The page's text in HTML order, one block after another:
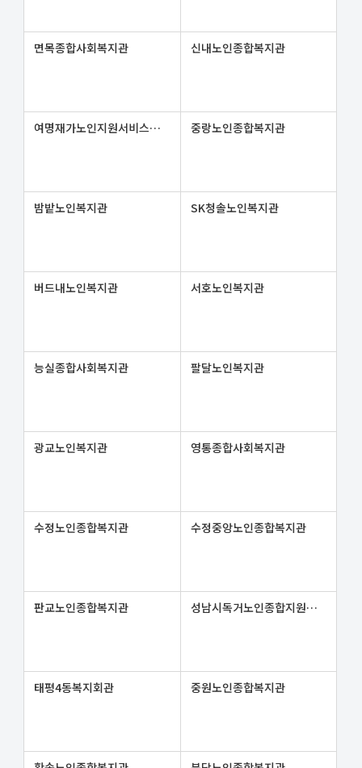
면목종합사회복지관 신내노인종합복지관
여명재가노인지원서비스센터 중랑노인종합복지관
밤밭노인복지관 SK청솔노인복지관
버드내노인복지관 서호노인복지관
능실종합사회복지관 팔달노인복지관
광교노인복지관 영통종합사회복지관
수정노인종합복지관 수정중앙노인종합복지관
판교노인종합복지관 성남시독거노인종합지원센터
태평4동복지회관 중원노인종합복지관